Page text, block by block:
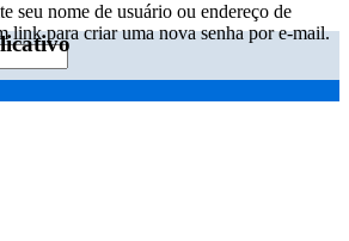
seu nome de usuário ou endereço de
link para criar uma nova senha por e-mail.